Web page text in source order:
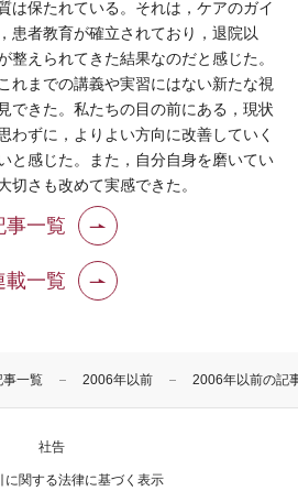
事一覧 2006年以前 2006年以前の記
は保たれている。それは，ケアのガイ
患者教育が確立されており，退院以
整えられてきた結果なのだと感じた。
れまでの講義や実習にはない新たな視
できた。私たちの目の前にある，現状
わずに，よりよい方向に改善していく
と感じた。また，自分自身を磨いてい
切さも改めて実感できた。
事一覧
載一覧
社告
に関する法律に基づく表示